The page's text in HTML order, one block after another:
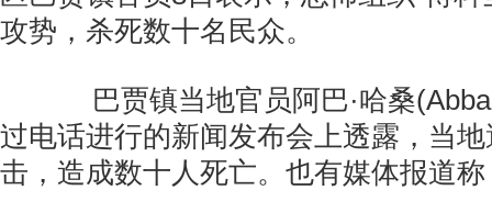
攻势，杀死数十名民众。
巴贾镇当地官员阿巴·哈桑(Abba
过电话进行的新闻发布会上透露，当地
击，造成数十人死亡。也有媒体报道